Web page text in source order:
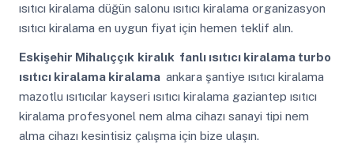
ısıtıcı kiralama düğün salonu ısıtıcı kiralama organizasyon
ısıtıcı kiralama en uygun fiyat için hemen teklif alın.
Eskişehir Mihalıççık kiralık fanlı ısıtıcı kiralama turbo
ısıtıcı kiralama kiralama ankara şantiye ısıtıcı kiralama
mazotlu ısıtıcılar kayseri ısıtıcı kiralama gaziantep ısıtıcı
kiralama profesyonel nem alma cihazı sanayi tipi nem
alma cihazı kesintisiz çalışma için bize ulaşın.